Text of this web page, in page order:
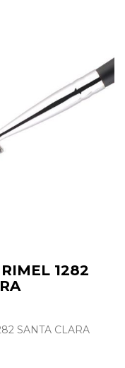
1282
SANTA CLARA